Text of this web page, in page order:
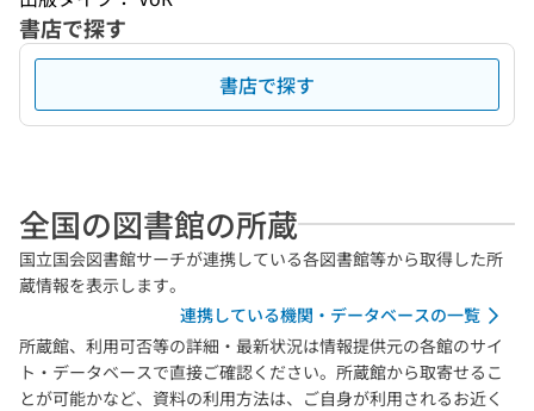
書店で探す
書店で探す
全国の図書館の所蔵
国立国会図書館サーチが連携している各図書館等から取得した所
蔵情報を表示します。
連携している機関・データベースの一覧
所蔵館、利用可否等の詳細・最新状況は情報提供元の各館のサイ
ト・データベースで直接ご確認ください。所蔵館から取寄せるこ
とが可能かなど、資料の利用方法は、ご自身が利用されるお近く